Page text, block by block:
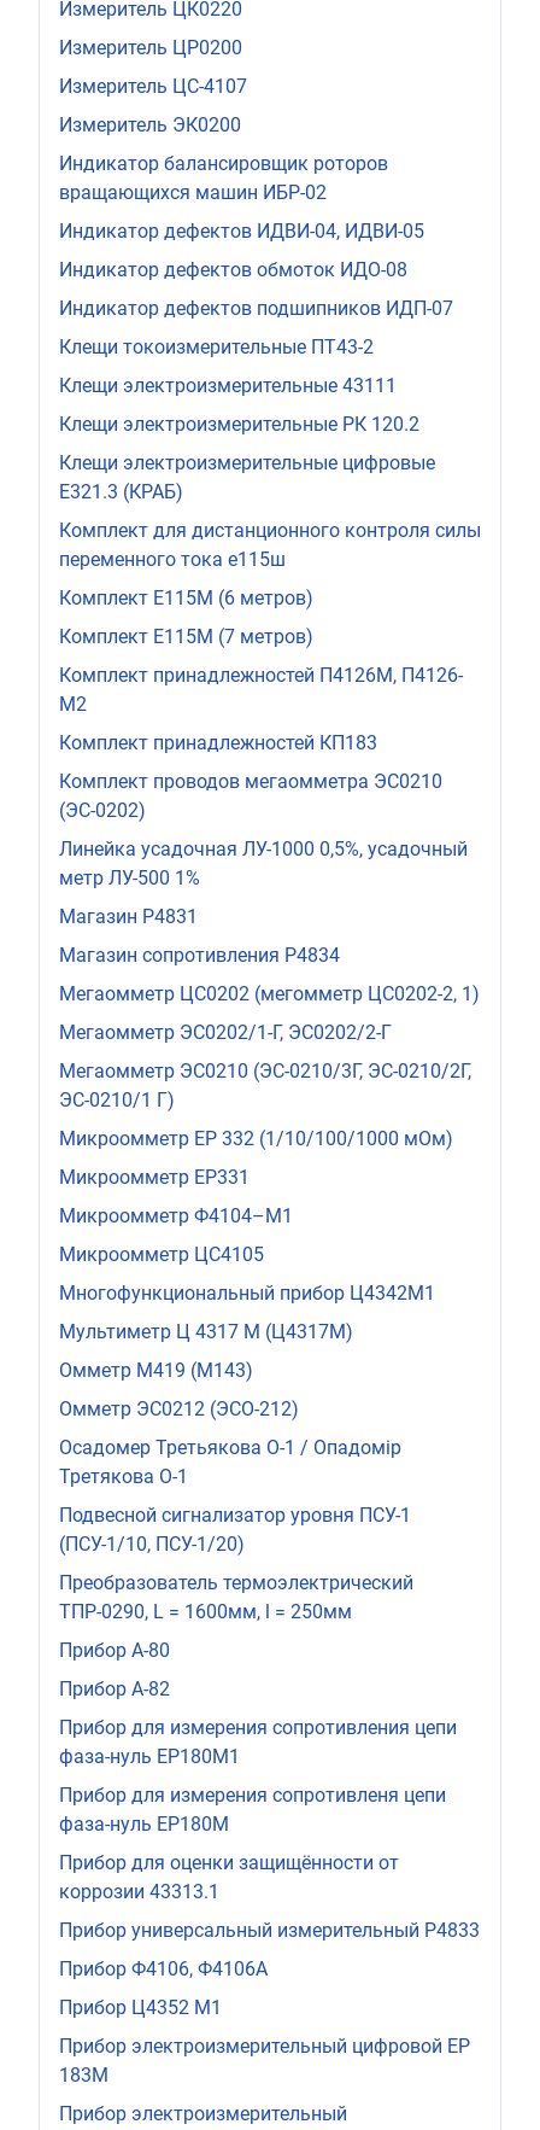
Измеритель ЦК0220
Измеритель ЦР0200
Измеритель ЦС-4107
Измеритель ЭК0200
Индикатор балансировщик роторов
вращающихся машин ИБР-02
Индикатор дефектов ИДВИ-04, ИДВИ-05
Индикатор дефектов обмоток ИДО-08
Индикатор дефектов подшипников ИДП-07
Клещи токоизмерительные ПТ43-2
Клещи электроизмерительные 43111
Клещи электроизмерительные РК 120.2
Клещи электроизмерительные цифровые
Е321.3 (КРАБ)
Комплект для дистанционного контроля силы
переменного тока е115ш
Комплект Е115М (6 метров)
Комплект Е115М (7 метров)
Комплект принадлежностей П4126М, П4126-
М2
Комплект принадлежностей КП183
Комплект проводов мегаомметра ЭС0210
(ЭС-0202)
Линейка усадочная ЛУ-1000 0,5%, усадочный
метр ЛУ-500 1%
Магазин Р4831
Магазин сопротивления Р4834
Мегаомметр ЦС0202 (мегомметр ЦС0202-2, 1)
Мегаомметр ЭС0202/1-Г, ЭС0202/2-Г
Мегаомметр ЭС0210 (ЭС-0210/3Г, ЭС-0210/2Г,
ЭС-0210/1 Г)
Микроомметр ЕР 332 (1/10/100/1000 мОм)
Микроомметр ЕР331
Микроомметр Ф4104–М1
Микроомметр ЦС4105
Многофункциональный прибор Ц4342М1
Мультиметр Ц 4317 М (Ц4317М)
Омметр М419 (М143)
Омметр ЭС0212 (ЭСО-212)
Осадомер Третьякова О-1 / Опадомір
Третякова О-1
Подвесной сигнализатор уровня ПСУ-1
(ПСУ-1/10, ПСУ-1/20)
Преобразователь термоэлектрический
ТПР-0290, L = 1600мм, l = 250мм
Прибор А-80
Прибор А-82
Прибор для измерения сопротивления цепи
фаза-нуль ЕР180М1
Прибор для измерения сопротивленя цепи
фаза-нуль ЕР180М
Прибор для оценки защищённости от
коррозии 43313.1
Прибор универсальный измерительный Р4833
Прибор Ф4106, Ф4106А
Прибор Ц4352 М1
Прибор электроизмерительный цифровой ЕР
183М
Прибор электроизмерительный